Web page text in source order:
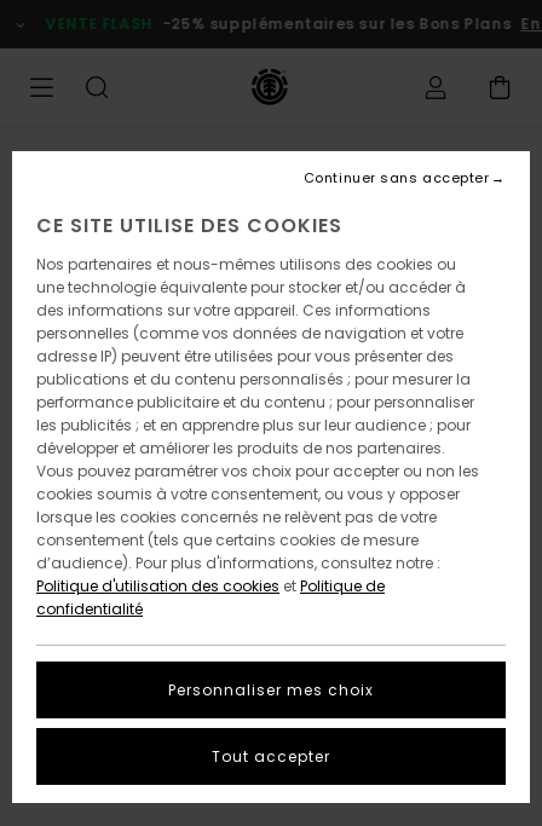
l'information
VENTE FLASH -25% supplémentaires sur les Bons Plans En
CE SITE UTILISE DES COOKIES
Nos partenaires et nous-mêmes utilisons des cookies ou
une technologie équivalente pour stocker et/ou accéder à
des informations sur votre appareil. Ces informations
personnelles (comme vos données de navigation et votre
adresse IP) peuvent être utilisées pour vous présenter des
publications et du contenu personnalisés ; pour mesurer la
performance publicitaire et du contenu ; pour personnaliser
les publicités ; et en apprendre plus sur leur audience ; pour
développer et améliorer les produits de nos partenaires.
Vous pouvez paramétrer vos choix pour accepter ou non les
cookies soumis à votre consentement, ou vous y opposer
lorsque les cookies concernés ne relèvent pas de votre
consentement (tels que certains cookies de mesure
d’audience). Pour plus d'informations, consultez notre :
Politique d'utilisation des cookies etPolitique de
confidentialité
Personnaliser mes choix
Continuer sans accepter
Tout accepter